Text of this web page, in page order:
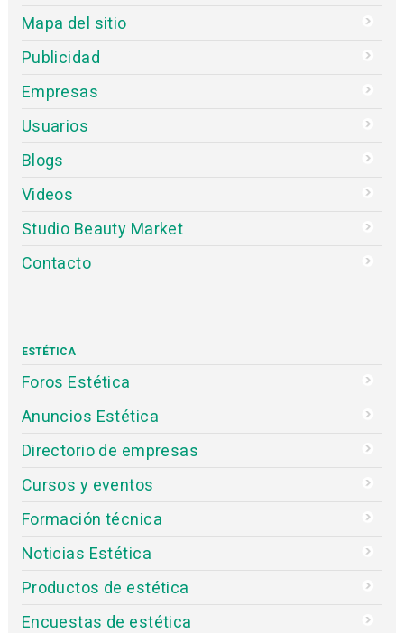
Mapa del sitio
Publicidad
Empresas
Usuarios
Blogs
Videos
Studio Beauty Market
Contacto
ESTÉTICA
Foros Estética
Anuncios Estética
Directorio de empresas
Cursos y eventos
Formación técnica
Noticias Estética
Productos de estética
Encuestas de estética